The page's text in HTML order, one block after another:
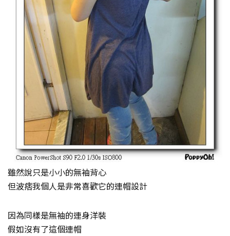
雖然說只是小小的無袖背心
但波痞我個人是非常喜歡它的連帽設計
因為同樣是無袖的連身洋裝
假如沒有了這個連帽